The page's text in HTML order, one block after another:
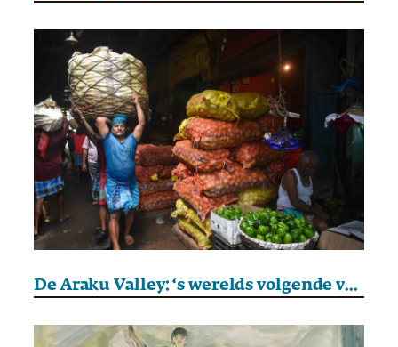
De Araku Valley: ‘s werelds volgende voedselsupermacht